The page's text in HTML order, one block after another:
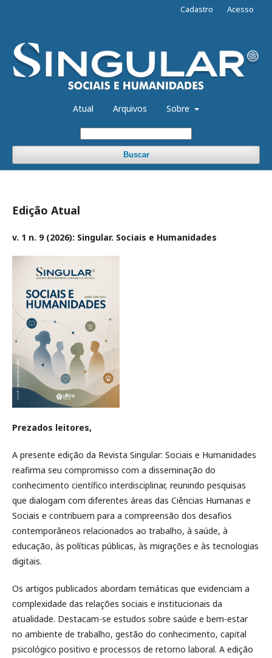
Atual Arquivos Sobre
Buscar
Cadastro Acesso
Edição Atual
v. 1 n. 9 (2026): Singular. Sociais e Humanidades
Prezados leitores,
A presente edição da Revista Singular: Sociais e Humanidades
reafirma seu compromisso com a disseminação do
conhecimento científico interdisciplinar, reunindo pesquisas
que dialogam com diferentes áreas das Ciências Humanas e
Sociais e contribuem para a compreensão dos desafios
contemporâneos relacionados ao trabalho, à saúde, à
educação, às políticas públicas, às migrações e às tecnologias
digitais.
Os artigos publicados abordam temáticas que evidenciam a
complexidade das relações sociais e institucionais da
atualidade. Destacam-se estudos sobre saúde e bem-estar
no ambiente de trabalho, gestão do conhecimento, capital
psicológico positivo e processos de retorno laboral. A edição